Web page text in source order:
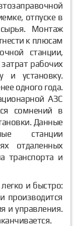
отпуске в
Монтаж
к плюсам
станции,
рабочих
и установку.
одного года.
АЗС
сомнений в
Данные
станции
отдаленных
транспорта и
и быстро:
производится
и управления.